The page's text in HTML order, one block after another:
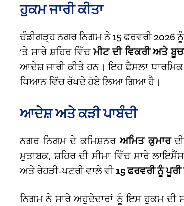
ਹੁਕਮ ਜਾਰੀ ਕੀਤਾ
ਚੰਡੀਗੜ੍ਹ ਨਗਰ ਨਿਗਮ ਨੇ 15 ਫਰਵਰੀ 2026
‘ਤੇ ਸਾਰੇ ਸ਼ਹਿਰ ਵਿੱਚਮੀਟ ਦੀ ਵਿਕਰੀ ਅਤੇ
ਆਦੇਸ਼ ਜਾਰੀ ਕੀਤੇ ਹਨ। ਇਹ ਫੈਸਲਾ ਧਾਰਮਿਕ
ਧਿਆਨ ਵਿੱਚ ਰੱਖਦੇ ਹੋਏ ਲਿਆ ਗਿਆ ਹੈ।
ਆਦੇਸ਼ ਅਤੇ ਕੜੀ ਪਾਬੰਦੀ
ਨਗਰ ਨਿਗਮ ਦੇ ਕਮਿਸ਼ਨਰਅਮਿਤ ਕੁਮਾਰ
ਮੁਤਾਬਕ, ਸ਼ਹਿਰ ਦੀ ਸੀਮਾ ਵਿੱਚ ਸਾਰੇ
ਅਤੇ ਰੇਹੜੀ-ਪਟਰੀ ਵਾਲੇ ਵੀ15 ਫਰਵਰੀ ਨੂੰ
ਨਿਗਮ ਨੇ ਸਾਰੇ ਅਹੁਦੇਦਾਰਾਂ ਨੂੰ ਇਸ ਹੁਕਮ ਦੀ